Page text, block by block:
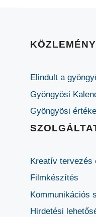
Elindult a
Gyöngyösi
Gyöngyösi
Kreatív tervezés
Filmkészítés
Kommunikációs
Hirdetési